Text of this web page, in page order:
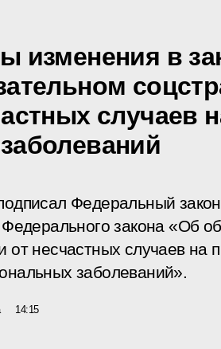
изменения в
случаев
Федеральный
закона «Об
от несчастных случаев на
заболеваний».
14:15